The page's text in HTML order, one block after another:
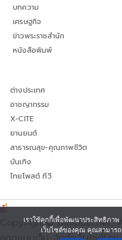
บทความ
เศรษฐกิจ
ข่าวพระราชสำนัก
หนังสือพิมพ์
ต่างประเทศ
อาชญากรรม
X-CITE
ยานยนต์
สาธารณสุข-คุณภาพชีวิต
บันเทิง
ไทยโพสต์ ทีวี
Copyright© thaipost.net,
เราใช้คุกกี้เพื่อพัฒนาประสิทธิภา
เว็บไซต์ของคุณ คุณสามาร